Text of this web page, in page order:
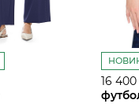
16 400